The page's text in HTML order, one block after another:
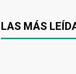
LAS MÁS